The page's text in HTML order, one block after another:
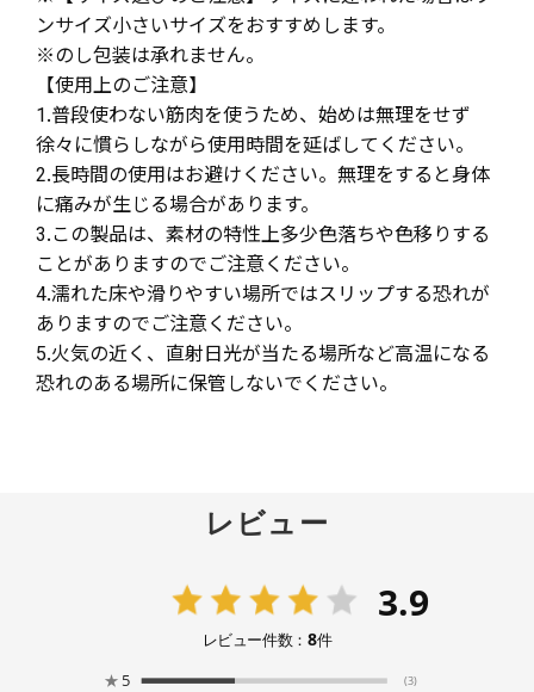
ンサイズ小さいサイズをおすすめします。
※のし包装は承れません。
【使用上のご注意】
1.普段使わない筋肉を使うため、始めは無理をせず
徐々に慣らしながら使用時間を延ばしてください。
2.長時間の使用はお避けください。無理をすると身体
に痛みが生じる場合があります。
3.この製品は、素材の特性上多少色落ちや色移りする
ことがありますのでご注意ください。
4.濡れた床や滑りやすい場所ではスリップする恐れが
ありますのでご注意ください。
5.火気の近く、直射日光が当たる場所など高温になる
恐れのある場所に保管しないでください。
レビュー
3.9
レビュー件数： 8件
★ 5 (3)